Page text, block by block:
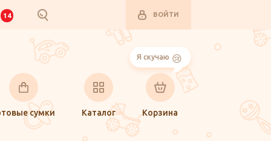
14 ВОЙТИ
сумки
Каталог
Я скучаю
Корзина